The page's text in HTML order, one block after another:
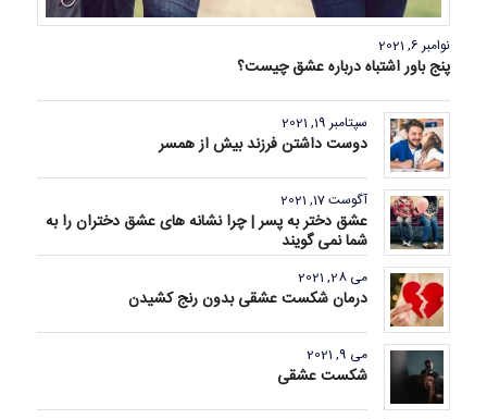
نوامبر 6, 2021
پنج باور اشتباه درباره عشق چیست؟
سپتامبر 19, 2021
دوست داشتن فرزند بیش از همسر
آگوست 17, 2021
عشق دختر به پسر | چرا نشانه های عشق دختران را به
شما نمی گویند
می 28, 2021
درمان شکست عشقی بدون رنج کشیدن
می 9, 2021
شکست عشقی